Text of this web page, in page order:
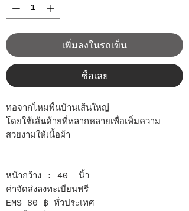
เพิ่มลงในรถเข็น
ซื้อเลย
ทอจากไหมพื้นบ้านเส้นใหญ่
โดยใช้เส้นด้ายที่หลากหลายเพื่อเพิ่มความ
สวยงามให้เนื้อผ้า
หน้ากว้าง : 40 นิ้ว
ค่าจัดส่งลงทะเบียนฟรี
EMS 80 ฿ ทั่วประเทศ